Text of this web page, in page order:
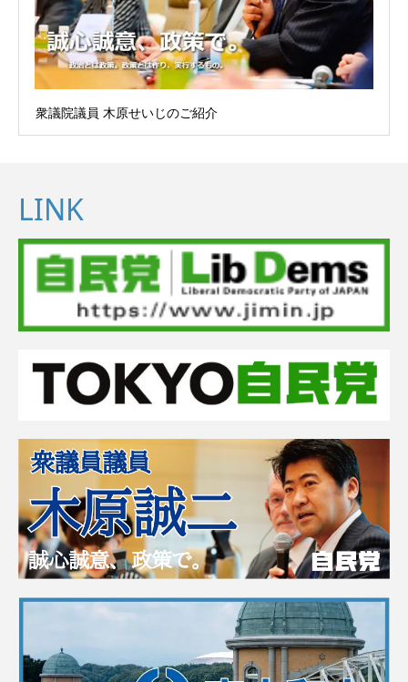
衆議院議員 木原せいじのご紹介
LINK